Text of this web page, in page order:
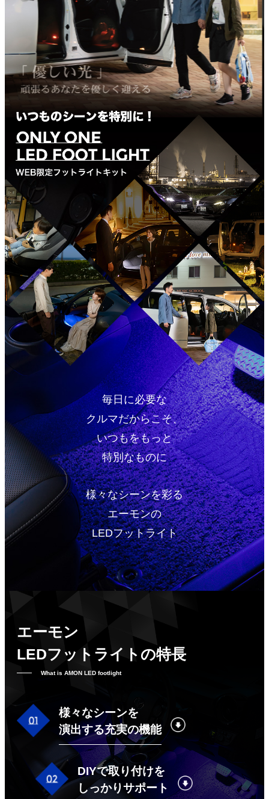
毎日に必要な
クルマだからこそ、
いつもをもっと
特別なものに
様々なシーンを彩る
エーモンの
LEDフットライト
エーモン
LEDフットライトの特長
What is AMON LED footlight
様々なシーンを
演出する充実の機能
DIYで取り付けを
しっかりサポート